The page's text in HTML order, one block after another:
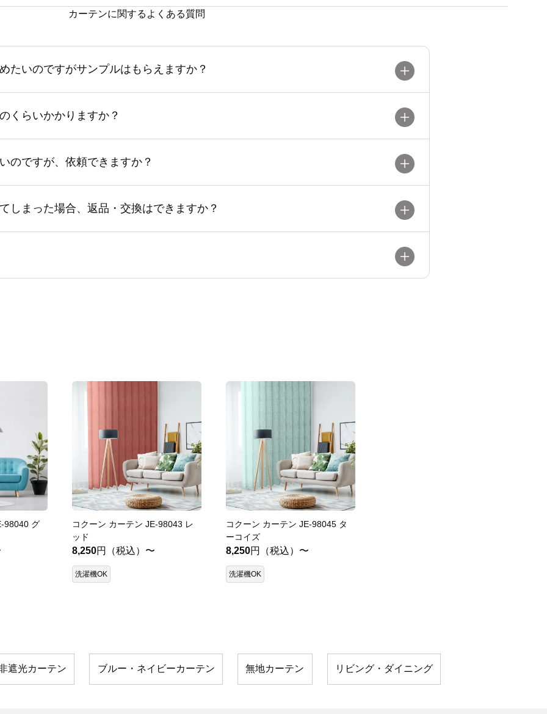
カーテンに関するよくある質問
たいのですがサンプルはもらえますか？
くらいかかりますか？
のですが、依頼できますか？
しまった場合、返品・交換はできますか？
98040 グ
コクーン カーテン JE-98043 レ
ッド
8,250円（税込）〜
洗濯機OK
コクーン カーテン JE-98045 タ
ーコイズ
8,250円（税込）〜
洗濯機OK
遮光カーテン ブルー・ネイビーカーテン 無地カーテン リビング・ダイニング